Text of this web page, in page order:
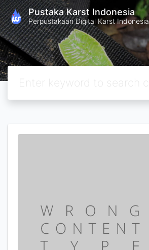
Pustaka Karst Indonesia
Perpustakaan Digital Karst Indonesia